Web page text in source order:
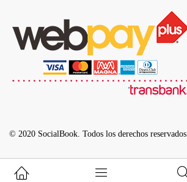
© 2020 SocialBook. Todos los derechos reservados.